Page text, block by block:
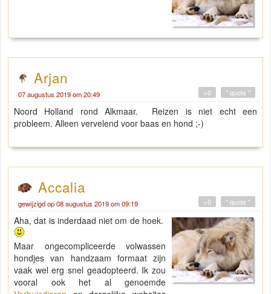
Arjan
07 augustus 2019 om 20:49 " quote "
+0
Noord Holland rond Alkmaar. Reizen is niet echt een
probleem. Alleen vervelend voor baas en hond ;-)
Accalia
gewijzigd op 08 augustus 2019 om 09:19 " quote "
+0
Aha, dat is inderdaad niet om de hoek.
Maar ongecompliceerde volwassen
hondjes van handzaam formaat zijn
vaak wel erg snel geadopteerd. Ik zou
vooral ook het al genoemde